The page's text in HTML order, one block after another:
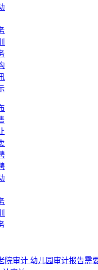
院审计 幼儿园审计报告需